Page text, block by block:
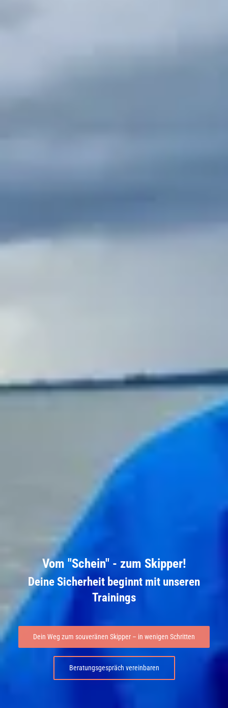
Vom "Schein" - zum Skipper!
Deine Sicherheit beginnt mit unseren
Trainings
Dein Weg zum souveränen Skipper – in wenigen Schritten
Beratungsgespräch vereinbaren